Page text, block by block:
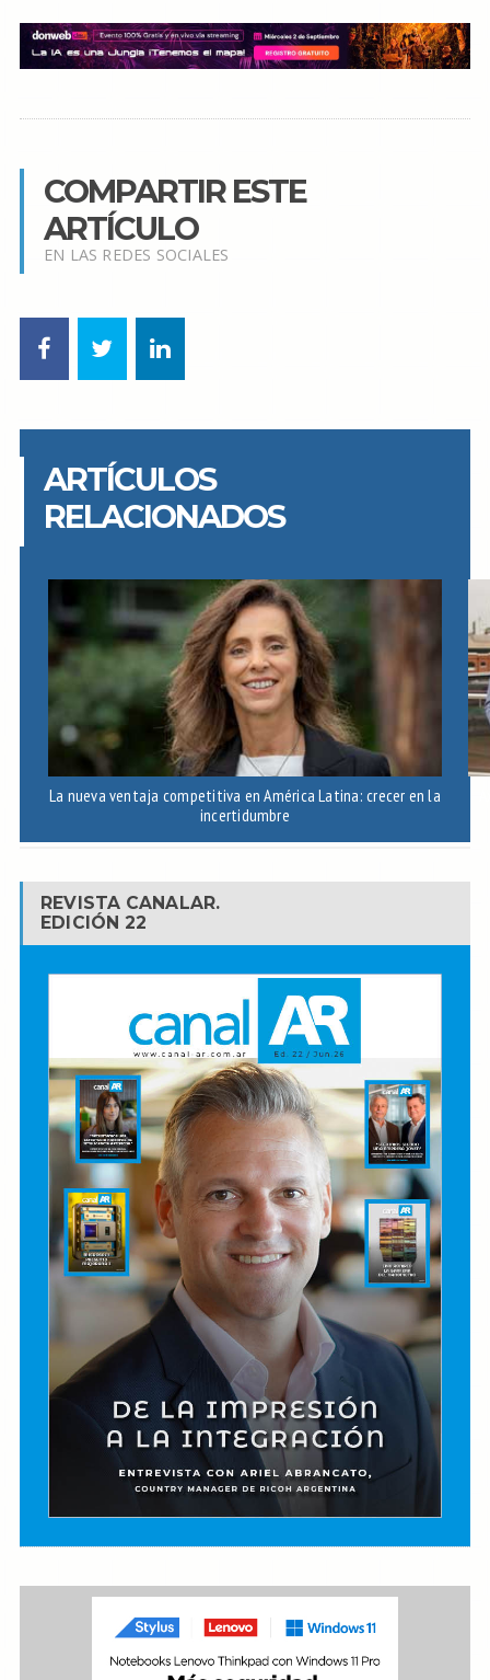
COMPARTIR ESTE
ARTÍCULO
EN LAS REDES SOCIALES
ARTÍCULOS
RELACIONADOS
La nueva ventaja competitiva en América Latina: crecer en la
incertidumbre
REVISTA CANALAR.
EDICIÓN 22